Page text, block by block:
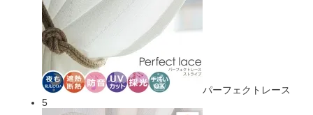
パーフェクトレース
5